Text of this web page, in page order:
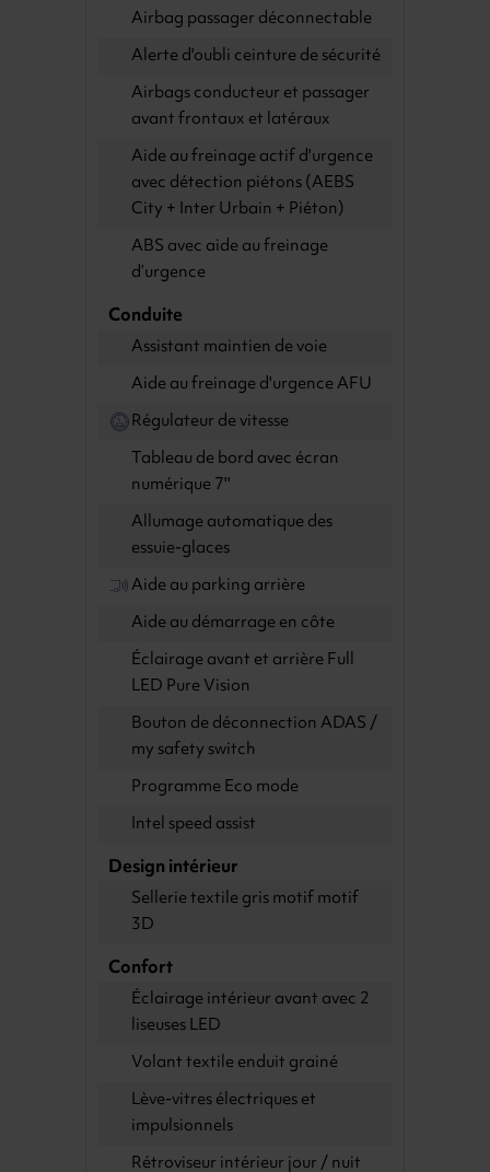
Airbag passager déconnectable
Alerte d'oubli ceinture de sécurité
Airbags conducteur et passager
avant frontaux et latéraux
Aide au freinage actif d'urgence
avec détection piétons (AEBS
City + Inter Urbain + Piéton)
ABS avec aide au freinage
d’urgence
Conduite
Assistant maintien de voie
Aide au freinage d'urgence AFU
Régulateur de vitesse
Tableau de bord avec écran
numérique 7''
Allumage automatique des
essuie-glaces
Aide au parking arrière
Aide au démarrage en côte
Éclairage avant et arrière Full
LED Pure Vision
Bouton de déconnection ADAS /
my safety switch
Programme Eco mode
Intel speed assist
Design intérieur
Sellerie textile gris motif motif
3D
Confort
Éclairage intérieur avant avec 2
liseuses LED
Volant textile enduit grainé
Lève-vitres électriques et
impulsionnels
Rétroviseur intérieur jour / nuit